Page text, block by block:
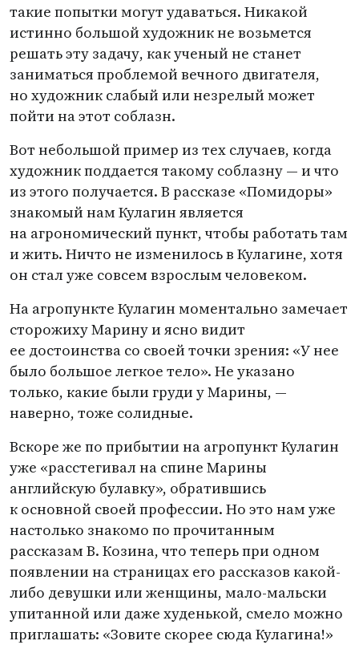
такие попытки могут удаваться. Никакой
истинно большой художник не возьмется
решать эту задачу, как ученый не станет
заниматься проблемой вечного двигателя,
но художник слабый или незрелый может
пойти на этот соблазн.
Вот небольшой пример из тех случаев, когда
художник поддается такому соблазну — и что
из этого получается. В рассказе «Помидоры»
знакомый нам Кулагин является
на агрономический пункт, чтобы работать там
и жить. Ничто не изменилось в Кулагине, хотя
он стал уже совсем взрослым человеком.
На агропункте Кулагин моментально замечает
сторожиху Марину и ясно видит
ее достоинства со своей точки зрения: «У нее
было большое легкое тело». Не указано
только, какие были груди у Марины, —
наверно, тоже солидные.
Вскоре же по прибытии на агропункт Кулагин
уже «расстегивал на спине Марины
английскую булавку», обратившись
к основной своей профессии. Но это нам уже
настолько знакомо по прочитанным
рассказам В. Козина, что теперь при одном
появлении на страницах его рассказов какой-
либо девушки или женщины, мало-мальски
упитанной или даже худенькой, смело можно
приглашать: «Зовите скорее сюда Кулагина!»